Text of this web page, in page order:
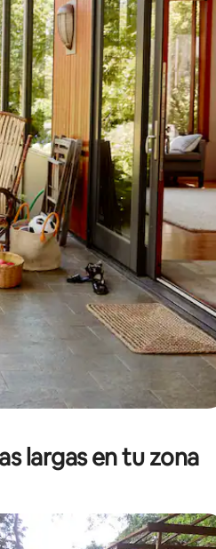
arriba y hacia abajo, o bien
largas en tu zona